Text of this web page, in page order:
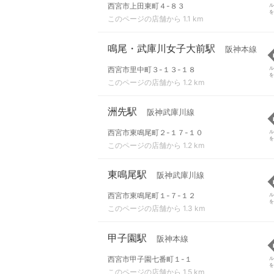
西宮市上田東町４-８３
このページの店舗から 1.1 km
鳴尾・武庫川女子大前駅 阪神本線
西宮市里中町３-１３-１８
このページの店舗から 1.2 km
洲先駅 阪神武庫川線
西宮市東鳴尾町２-１７-１０
このページの店舗から 1.2 km
東鳴尾駅 阪神武庫川線
西宮市東鳴尾町１-７-１２
このページの店舗から 1.3 km
甲子園駅 阪神本線
西宮市甲子園七番町１-１
このページの店舗から 1.5 km